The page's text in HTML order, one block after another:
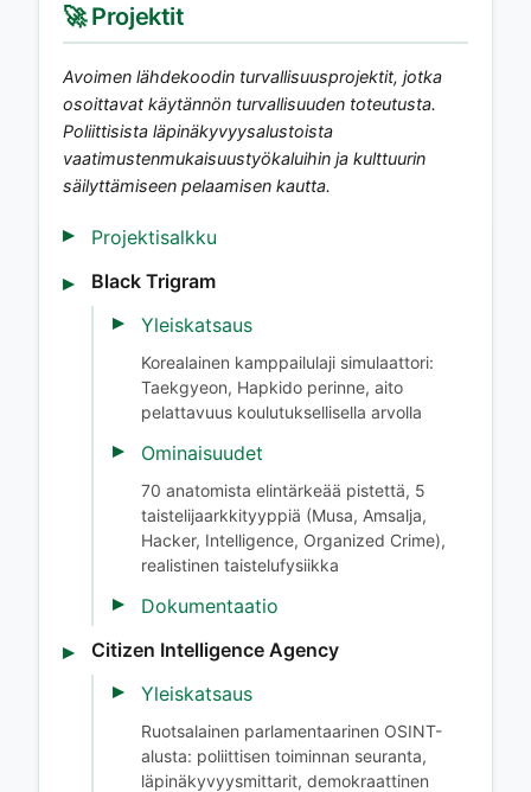
🚀 Projektit
Avoimen lähdekoodin turvallisuusprojektit, jotka
osoittavat käytännön turvallisuuden toteutusta.
Poliittisista läpinäkyvyysalustoista
vaatimustenmukaisuustyökaluihin ja kulttuurin
säilyttämiseen pelaamisen kautta.
Projektisalkku
Black Trigram
Yleiskatsaus
Korealainen kamppailulaji simulaattori:
Taekgyeon, Hapkido perinne, aito
pelattavuus koulutuksellisella arvolla
Ominaisuudet
70 anatomista elintärkeää pistettä, 5
taistelijaarkkityyppiä (Musa, Amsalja,
Hacker, Intelligence, Organized Crime),
realistinen taistelufysiikka
Dokumentaatio
Citizen Intelligence Agency
Yleiskatsaus
Ruotsalainen parlamentaarinen OSINT-
alusta: poliittisen toiminnan seuranta,
läpinäkyvyysmittarit, demokraattinen